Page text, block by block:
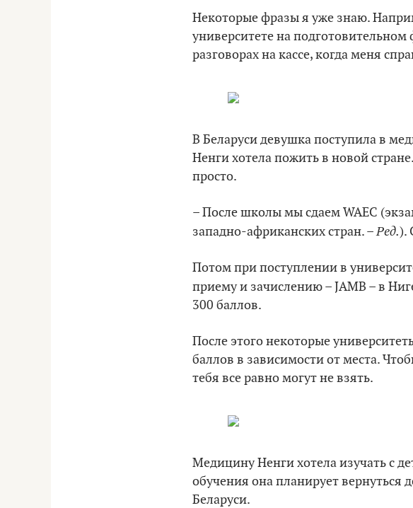
Некоторые фразы я уже знаю.
университете на подготовительном
разговорах на кассе, когда меня
В Беларуси девушка поступила в
Ненги хотела пожить в новой
просто.
– После школы мы сдаем WAEC
западно-африканских стран. –Ред.).
Потом при поступлении в
приему и зачислению – JAMB – в
300 баллов.
После этого некоторые
баллов в зависимости от места.
тебя все равно могут не взять.
Медицину Ненги хотела изучать с
обучения она планирует вернуться
Беларуси.